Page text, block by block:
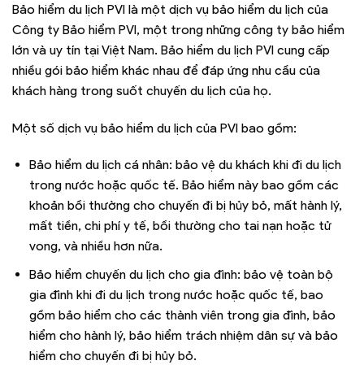
Bảo hiểm du lịch PVI là một dịch vụ bảo hiểm du lịch của
Công ty Bảo hiểm PVI, một trong những công ty bảo hiểm
lớn và uy tín tại Việt Nam. Bảo hiểm du lịch PVI cung cấp
nhiều gói bảo hiểm khác nhau để đáp ứng nhu cầu của
khách hàng trong suốt chuyến du lịch của họ.
Một số dịch vụ bảo hiểm du lịch của PVI bao gồm:
Bảo hiểm du lịch cá nhân: bảo vệ du khách khi đi du lịch
trong nước hoặc quốc tế. Bảo hiểm này bao gồm các
khoản bồi thường cho chuyến đi bị hủy bỏ, mất hành lý,
mất tiền, chi phí y tế, bồi thường cho tai nạn hoặc tử
vong, và nhiều hơn nữa.
Bảo hiểm chuyến du lịch cho gia đình: bảo vệ toàn bộ
gia đình khi đi du lịch trong nước hoặc quốc tế, bao
gồm bảo hiểm cho các thành viên trong gia đình, bảo
hiểm cho hành lý, bảo hiểm trách nhiệm dân sự và bảo
hiểm cho chuyến đi bị hủy bỏ.